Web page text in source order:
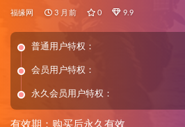
福缘网 3 月前 0 9.9
普通用户特权：
会员用户特权：
永久会员用户特权：
有效期：购买后永久有效